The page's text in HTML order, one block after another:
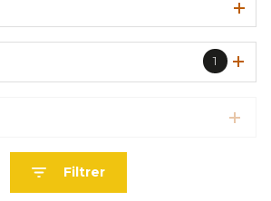
1
Filtrer